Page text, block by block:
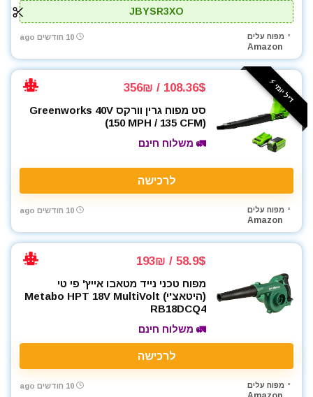
JBYSR3XO
מפוח עלים
Amazon
10 חודשים ago
דיל יומי ⚡️ 108.36$ / 356₪
סט מפוח גרין וורקס Greenworks 40V
(150 MPH / 135 CFM)
🚛 משלוח חינם
לרכישה
מפוח עלים
Amazon
10 חודשים ago
58.9$ / 193₪
מפוח טכני נייד מטאבו אייץ' פי טי
(היטאצ'י) Metabo HPT 18V MultiVolt
RB18DCQ4
🚛 משלוח חינם
לרכישה
מפוח עלים 10 חודשים ago